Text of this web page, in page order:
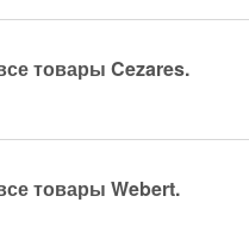
товары Cezares.
товары Webert.